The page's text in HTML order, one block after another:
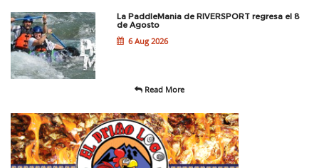
La PaddleMania de RIVERSPORT regresa el 8
de Agosto
6 Aug 2026
Read More